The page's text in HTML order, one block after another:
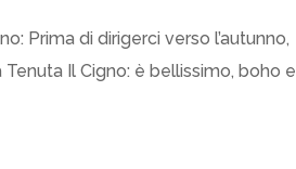
Prima di dirigerci verso l’autunno,
Il Cigno: è bellissimo, boho e